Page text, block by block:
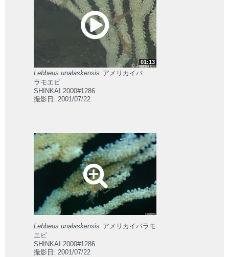
01:13
Lebbeus unalaskensis アメリカイバ
ラモエビ
SHINKAI 2000#1286.
撮影日: 2001/07/22
Lebbeus unalaskensis アメリカイバラモ
エビ
SHINKAI 2000#1286.
撮影日: 2001/07/22